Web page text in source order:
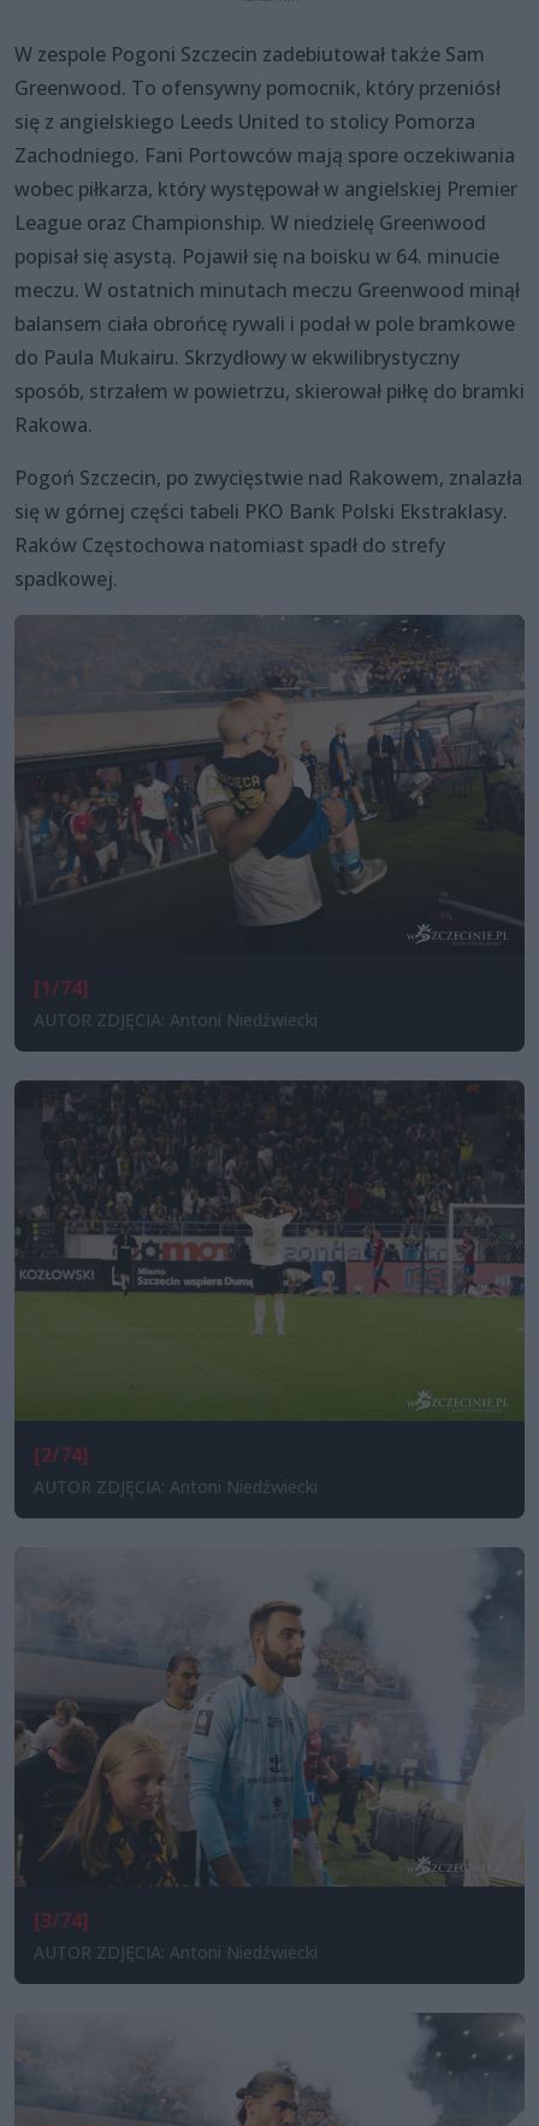
W zespole Pogoni Szczecin zadebiutował także Sam
Greenwood. To ofensywny pomocnik, który przeniósł
się z angielskiego Leeds United to stolicy Pomorza
Zachodniego. Fani Portowców mają spore oczekiwania
wobec piłkarza, który występował w angielskiej Premier
League oraz Championship. W niedzielę Greenwood
popisał się asystą. Pojawił się na boisku w 64. minucie
meczu. W ostatnich minutach meczu Greenwood minął
balansem ciała obrońcę rywali i podał w pole bramkowe
do Paula Mukairu. Skrzydłowy w ekwilibrystyczny
sposób, strzałem w powietrzu, skierował piłkę do bramki
Rakowa.
Pogoń Szczecin, po zwycięstwie nad Rakowem, znalazła
się w górnej części tabeli PKO Bank Polski Ekstraklasy.
Raków Częstochowa natomiast spadł do strefy
spadkowej.
[1/74]
AUTOR ZDJĘCIA: Antoni Niedźwiecki
[2/74]
AUTOR ZDJĘCIA: Antoni Niedźwiecki
[3/74]
AUTOR ZDJĘCIA: Antoni Niedźwiecki